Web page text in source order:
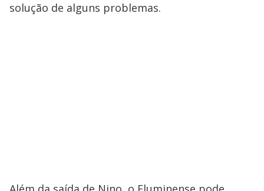
solução de alguns problemas.